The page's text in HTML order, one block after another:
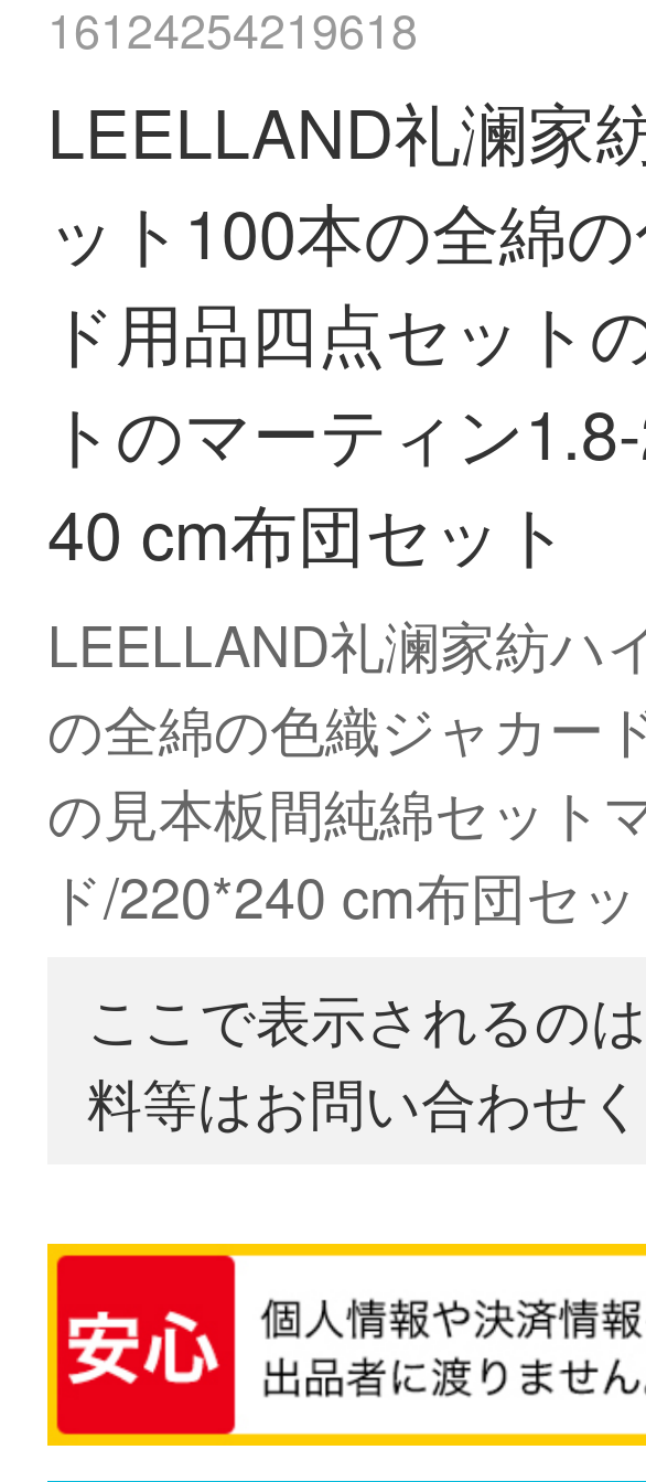
16124254219618
LEELLAND礼澜家
ット100本の全綿
ド用品四点セット
トのマーティン
40 cm布団セット
LEELLAND礼澜家紡ハ
の全綿の色織ジャカー
の見本板間純綿セット
ド/220*240 cm布団セ
ここで表示されるの
料等はお問い合わせ